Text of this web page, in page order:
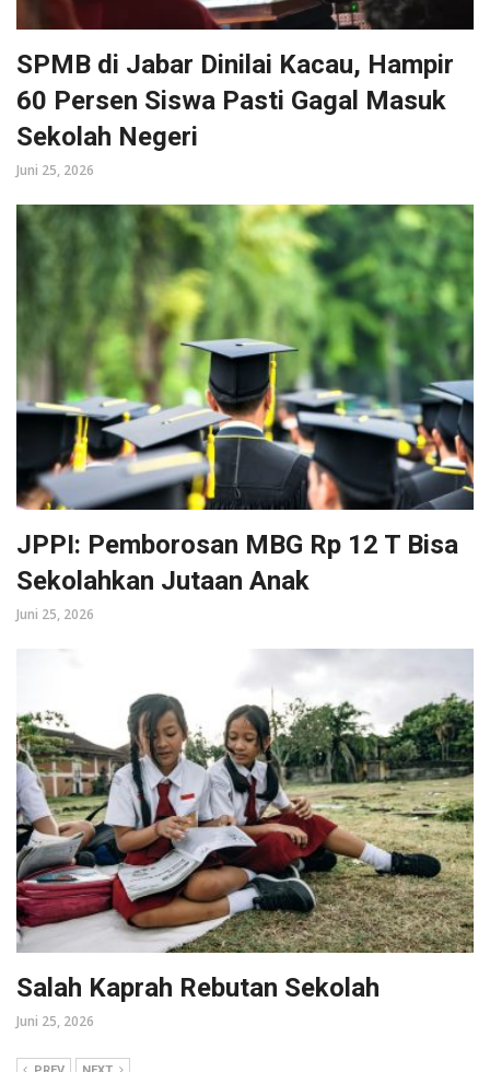
SPMB di Jabar Dinilai Kacau, Hampir
60 Persen Siswa Pasti Gagal Masuk
Sekolah Negeri
Juni 25, 2026
JPPI: Pemborosan MBG Rp 12 T Bisa
Sekolahkan Jutaan Anak
Juni 25, 2026
Salah Kaprah Rebutan Sekolah
Juni 25, 2026